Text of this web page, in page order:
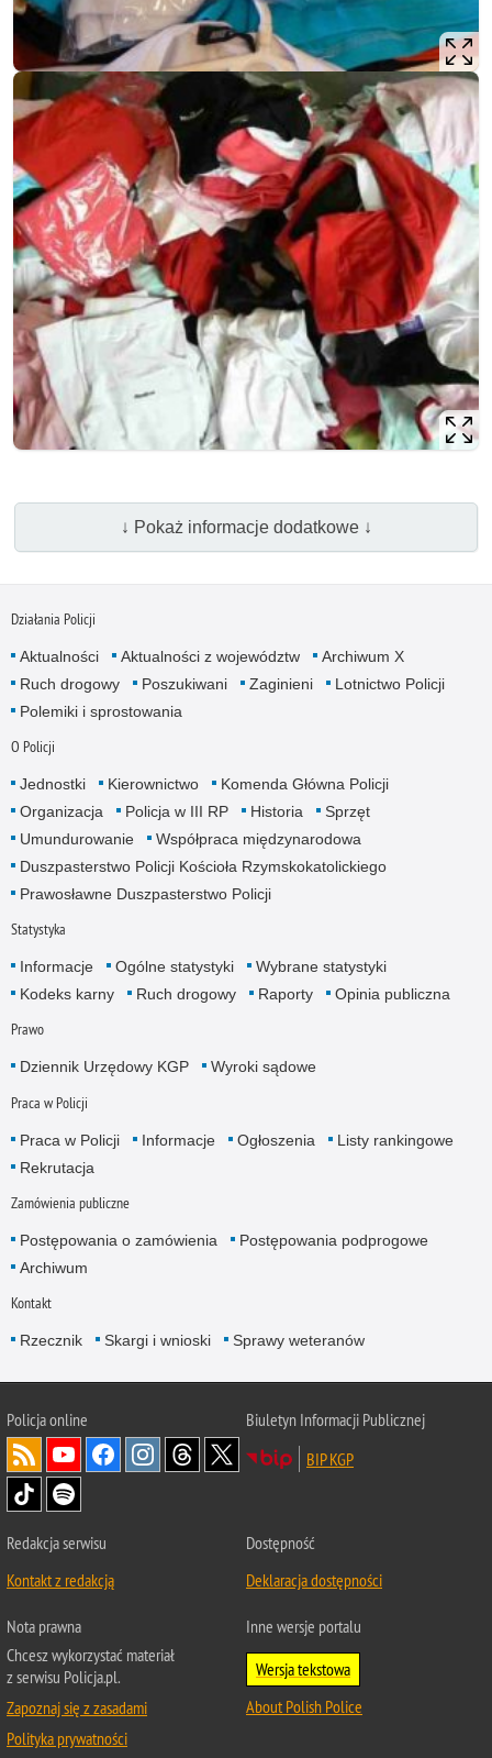
↓ Pokaż informacje dodatkowe ↓
Działania Policji
Aktualności Aktualności z województw
Archiwum X
Ruch drogowy
Poszukiwani Zaginieni
Lotnictwo Policji
Polemiki i sprostowania
O Policji
Jednostki Kierownictwo
Komenda Główna Policji
Organizacja
Policja w III RP Historia
Sprzęt
Umundurowanie
Współpraca międzynarodowa
Duszpasterstwo Policji Kościoła Rzymskokatolickiego
Prawosławne Duszpasterstwo Policji
Statystyka
Informacje Ogólne statystyki
Wybrane statystyki
Kodeks karny
Ruch drogowy Raporty Opinia publiczna
Prawo
Dziennik Urzędowy KGP Wyroki sądowe
Praca w Policji
Praca w Policji Informacje Ogłoszenia
Listy rankingowe
Rekrutacja
Zamówienia publiczne
Postępowania o zamówienia
Postępowania podprogowe
Archiwum
Kontakt
Rzecznik Skargi i wnioski Sprawy weteranów
Policjaonline
Biuletyn Informacji Publicznej
BIP KGP
Redakcja serwisu
Kontakt z redakcją
Dostępność
Deklaracja dostępności
Nota prawna
Chcesz wykorzystać materiał
z serwisu Policja.pl.
Zapoznaj się z zasadami
Polityka prywatności
Inne wersje portalu
Wersja tekstowa
About Polish Police